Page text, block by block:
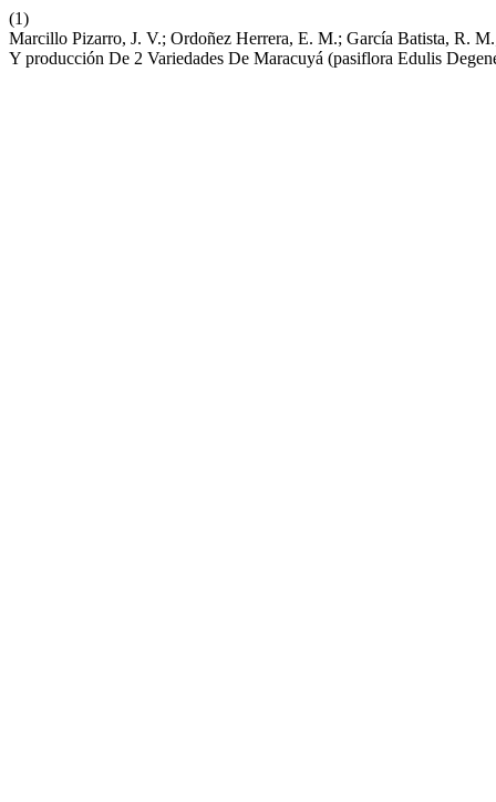
(1)
Marcillo Pizarro, J. V.; Ordoñez Herrera, E. M.; García Batista, R.
Y producción De 2 Variedades De Maracuyá (pasiflora Edulis